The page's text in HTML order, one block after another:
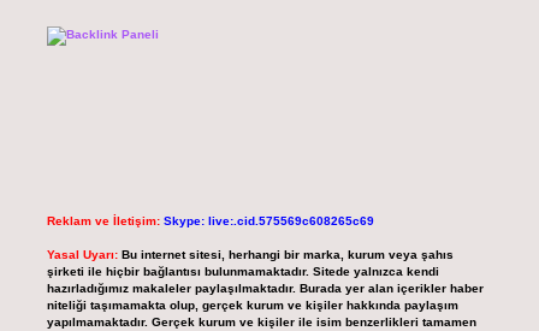
Reklam ve İletişim: Skype: live:.cid.575569c608265c69
Yasal Uyarı: Bu internet sitesi, herhangi bir marka, kurum veya şahıs
şirketi ile hiçbir bağlantısı bulunmamaktadır. Sitede yalnızca kendi
hazırladığımız makaleler paylaşılmaktadır. Burada yer alan içerikler haber
niteliği taşımamakta olup, gerçek kurum ve kişiler hakkında paylaşım
yapılmamaktadır. Gerçek kurum ve kişiler ile isim benzerlikleri tamamen